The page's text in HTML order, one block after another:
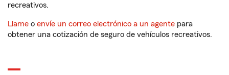
recreativos.
Llame o envíe un correo electrónico a un agente para
obtener una cotización de seguro de vehículos recreativos.